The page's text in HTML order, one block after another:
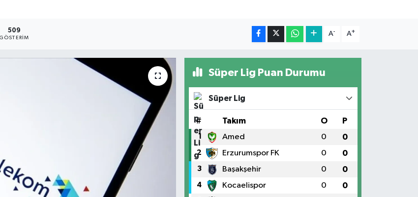
509
GÖSTERIM
A- A+
Süper Lig Puan Durumu
Süper Lig
# Takım O P
1 Amed 0 0
2 Erzurumspor FK 0 0
3 Başakşehir 0 0
4 Kocaelispor 0 0